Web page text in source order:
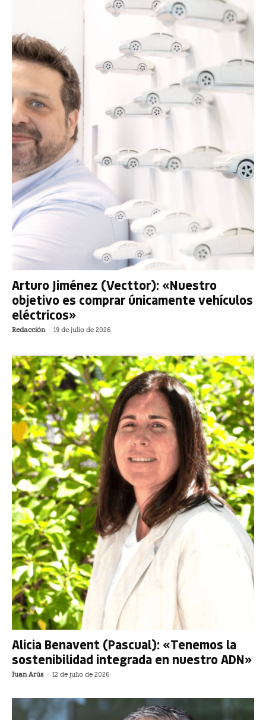
Arturo Jiménez (Vecttor): «Nuestro
objetivo es comprar únicamente vehículos
eléctricos»
Redacción - 19 de julio de 2026
Alicia Benavent (Pascual): «Tenemos la
sostenibilidad integrada en nuestro ADN»
Juan Arús - 12 de julio de 2026